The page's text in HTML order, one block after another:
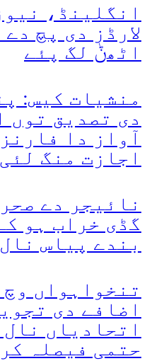
انگلینڈ،
لارڈز دی پچ
اٹھݨ لگ پئے
منشیات کیس:
دی تصدیق توں
آواز دا
اجازت منگ لئی
نائیجر دے
بندے پیاس
اضافے دی
اتحادیاں
حتمی فیصلہ